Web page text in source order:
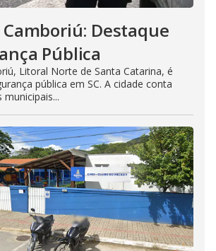
Destaque
Pública
Litoral Norte de Santa Catarina, é
pública em SC. A cidade conta